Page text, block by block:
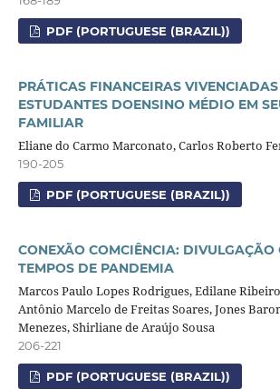
PDF (PORTUGUESE (BRAZIL))
PRÁTICAS FINANCEIRAS
ESTUDANTES DOENSINO MÉDIO EM
FAMILIAR
Eliane do Carmo Marconato, Carlos Roberto
190-205
PDF (PORTUGUESE (BRAZIL))
CONEXÃO COMCIÊNCIA: DIVULGAÇÃO
TEMPOS DE PANDEMIA
Marcos Paulo Lopes Rodrigues, Edilane
Antônio Marcelo de Freitas Soares, Jones
Menezes, Shirliane de Araújo Sousa
206-221
PDF (PORTUGUESE (BRAZIL))